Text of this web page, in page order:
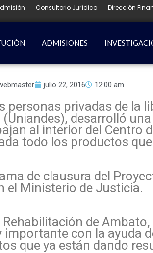
Consultorio Jurídico Dirección
ADMISIONES
julio 22, 2016 12:00 am
personas privadas de la
desarrolló
al interior del Centro
todo los productos
de clausura del
el Ministerio de Justicia.
de
con la ayuda
que ya están dando